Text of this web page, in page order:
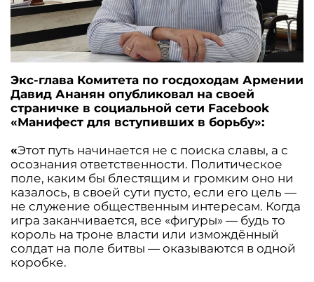
Экс-глава Комитета по госдоходам Армении
Давид Ананян опубликовал на своей
страничке в социальной сети Facebook
«Манифест для вступивших в борьбу»:
«Этот путь начинается не с поиска славы, а с
осознания ответственности. Политическое
поле, каким бы блестящим и громким оно ни
казалось, в своей сути пусто, если его цель —
не служение общественным интересам. Когда
игра заканчивается, все «фигуры» — будь то
король на троне власти или измождённый
солдат на поле битвы — оказываются в одной
коробке.